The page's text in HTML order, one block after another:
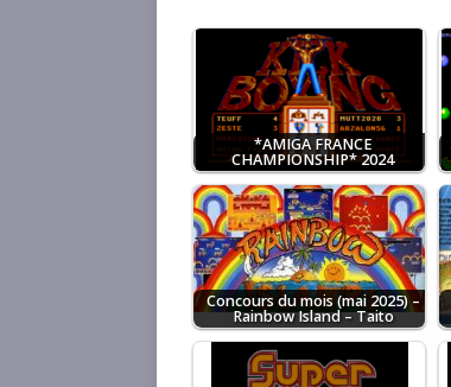
*AMIGA FRANCE
CHAMPIONSHIP* 2024
Concours du mois (mai 2025) –
Rainbow Island – Taito